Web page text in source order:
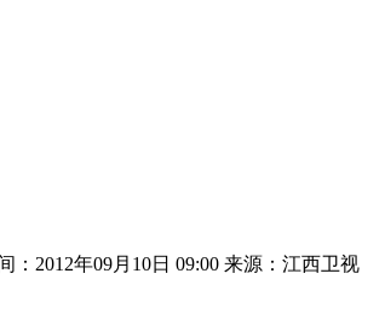
：2012年09月10日 09:00 来源：江西卫视